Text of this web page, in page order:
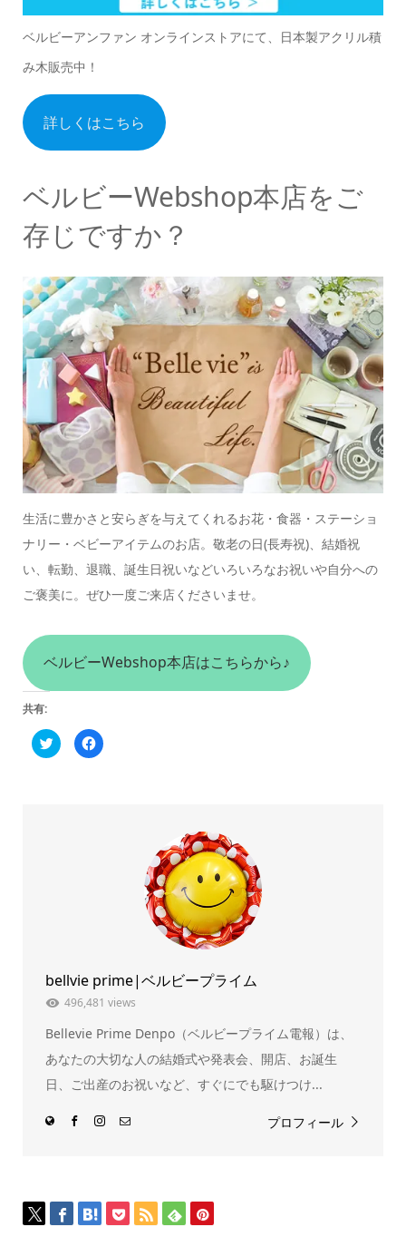
ベルビーアンファン オンラインストアにて、日本製アクリル積
み木販売中！
詳しくはこちら
ベルビーWebshop本店をご
存じですか？
生活に豊かさと安らぎを与えてくれるお花・食器・ステーショ
ナリー・ベビーアイテムのお店。 敬老の日(長寿祝)、結婚祝
い、転勤、退職、誕生日祝いなどいろいろなお祝いや自分への
ご褒美に。 ぜひ一度ご来店くださいませ。
ベルビーWebshop本店はこちらから♪
共有:
ク
リ
す)
Facebook
で
ィ
ン
ド
開
ま
す)
bellvie prime|ベルビープライム
496,481 views
Bellevie Prime Denpo（ベルビープライム電報）は、
あなたの大切な人の結婚式や発表会、開店、お誕生
日、ご出産のお祝いなど、すぐにでも駆けつけ...
プロフィール